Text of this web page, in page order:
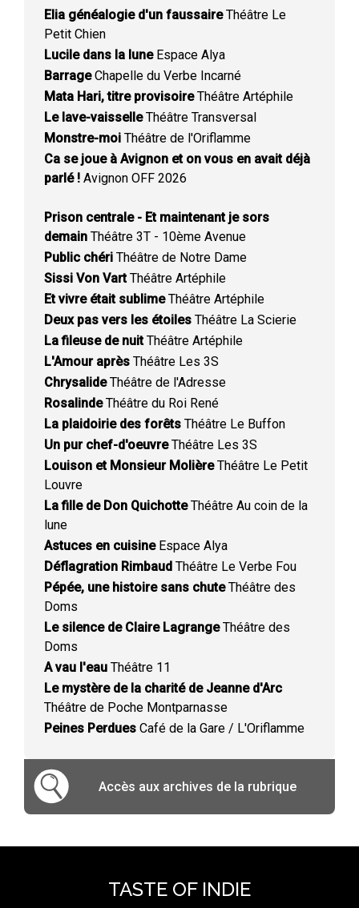
Elia généalogie d'un faussaireThéâtre Le
Petit Chien
Lucile dans la luneEspace Alya
BarrageChapelle du Verbe Incarné
Mata Hari, titre provisoireThéâtre Artéphile
Le lave-vaisselleThéâtre Transversal
Monstre-moi Théâtre de l'Oriflamme
Ca se joue à Avignon et on vous en avait déjà
parlé ! Avignon OFF 2026
Prison centrale - Et maintenant je sors
demain Théâtre 3T - 10ème Avenue
Public chéri Théâtre de Notre Dame
Sissi Von VartThéâtre Artéphile
Et vivre était sublimeThéâtre Artéphile
Deux pas vers les étoiles Théâtre La Scierie
La fileuse de nuitThéâtre Artéphile
L'Amour après Théâtre Les 3S
ChrysalideThéâtre de l'Adresse
RosalindeThéâtre du Roi René
La plaidoirie des forêts Théâtre Le Buffon
Un pur chef-d'oeuvreThéâtre Les 3S
Louison et Monsieur MolièreThéâtre Le Petit
Louvre
La fille de Don QuichotteThéâtre Au coin de la
lune
Astuces en cuisineEspace Alya
Déflagration Rimbaud Théâtre Le Verbe Fou
Pépée, une histoire sans chuteThéâtre des
Doms
Le silence de Claire LagrangeThéâtre des
Doms
A vau l'eau Théâtre 11
Le mystère de la charité de Jeanne d'Arc
Théâtre de Poche Montparnasse
Peines Perdues Café de la Gare / L'Oriflamme
Accès aux archives de la rubrique
TASTE OF INDIE